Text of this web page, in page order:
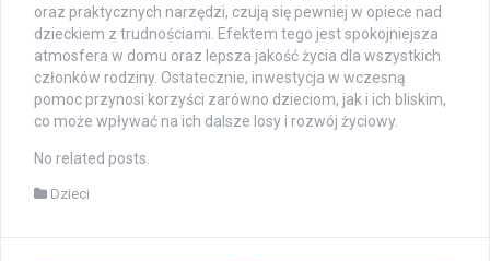
oraz praktycznych narzędzi, czują się pewniej w opiece nad
dzieckiem z trudnościami. Efektem tego jest spokojniejsza
atmosfera w domu oraz lepsza jakość życia dla wszystkich
członków rodziny. Ostatecznie, inwestycja w wczesną
pomoc przynosi korzyści zarówno dzieciom, jak i ich bliskim,
co może wpływać na ich dalsze losy i rozwój życiowy.
No related posts.
Dzieci